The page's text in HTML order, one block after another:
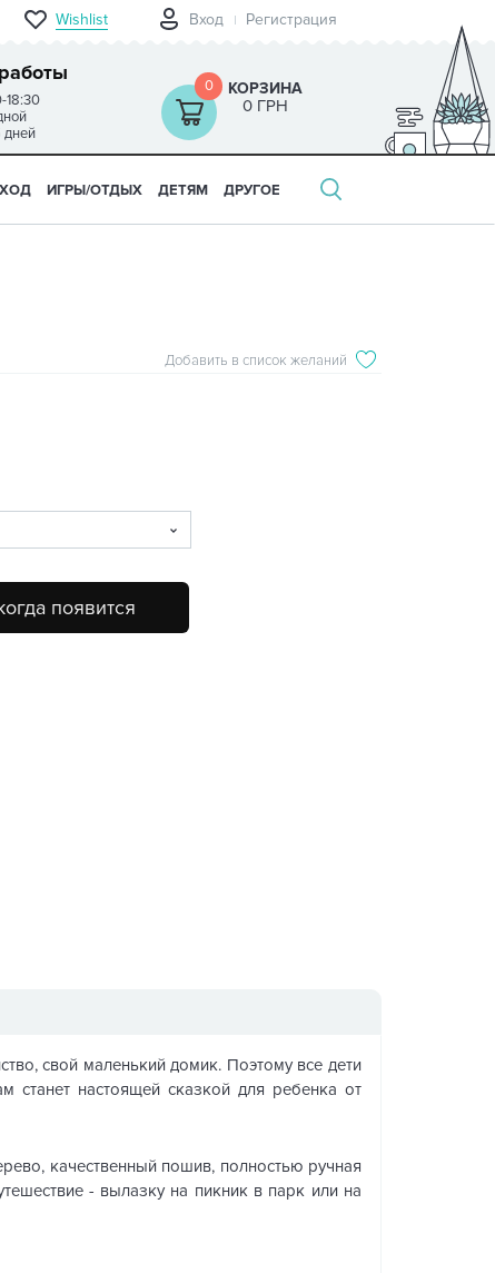
Wishlist Вход Регистрация
18:30
дней
0 КОРЗИНА
0 ГРН
ИГРЫ/ОТДЫХ ДЕТЯМ ДРУГОЕ
Добавить в список желаний
появится
свой маленький домик. Поэтому все дети
станет настоящей сказкой для ребенка от
качественный пошив, полностью ручная
- вылазку на пикник в парк или на